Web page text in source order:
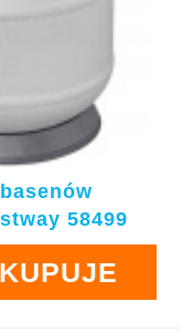
58499
KUPUJE